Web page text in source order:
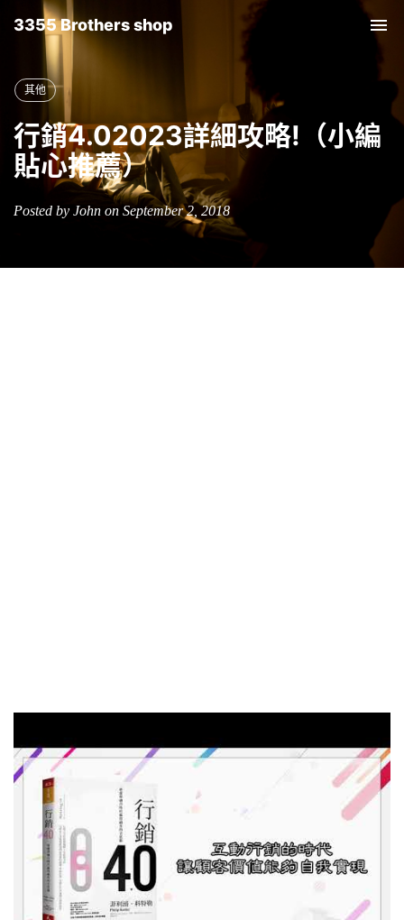
3355 Brothers shop
其他
行銷4.02023詳細攻略!（小編
貼心推薦）
Posted by John on September 2, 2018